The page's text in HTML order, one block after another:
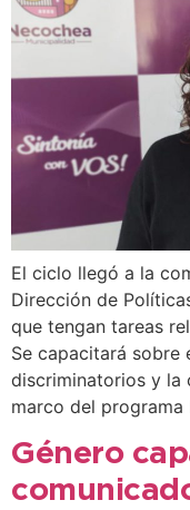
El ciclo llegó a la
Dirección de
que tengan tareas
Se capacitará
discriminatorios y la
marco del
Género